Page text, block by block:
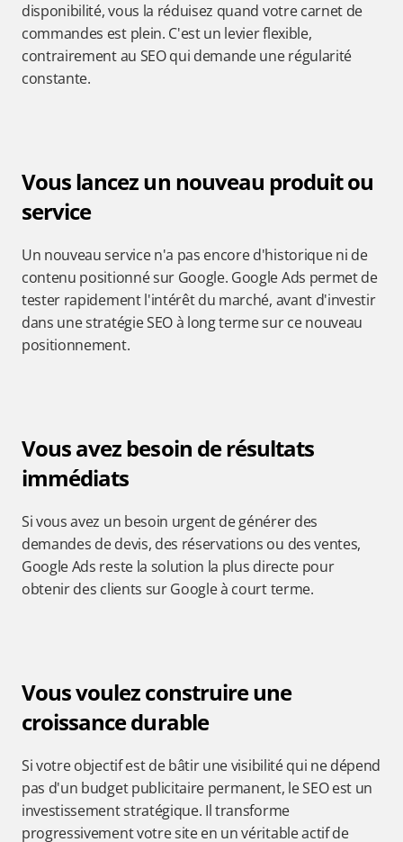
disponibilité, vous la réduisez quand votre carnet de
commandes est plein. C'est un levier flexible,
contrairement au SEO qui demande une régularité
constante.
Vous lancez un nouveau produit ou
service
Un nouveau service n'a pas encore d'historique ni de
contenu positionné sur Google. Google Ads permet de
tester rapidement l'intérêt du marché, avant d'investir
dans une stratégie SEO à long terme sur ce nouveau
positionnement.
Vous avez besoin de résultats
immédiats
Si vous avez un besoin urgent de générer des
demandes de devis, des réservations ou des ventes,
Google Ads reste la solution la plus directe pour
obtenir des clients sur Google à court terme.
Vous voulez construire une
croissance durable
Si votre objectif est de bâtir une visibilité qui ne dépend
pas d'un budget publicitaire permanent, le SEO est un
investissement stratégique. Il transforme
progressivement votre site en un véritable actif de